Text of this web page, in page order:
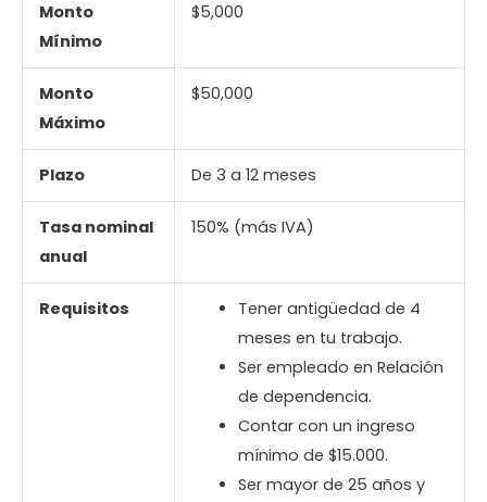
Monto
Mínimo
$5,000
Monto
Máximo
$50,000
Plazo De 3 a 12 meses
Tasa nominal
anual
150% (más IVA)
Requisitos
Tener antigüedad de 4
meses en tu trabajo.
Ser empleado en Relación
de dependencia.
Contar con un ingreso
mínimo de $15.000.
Ser mayor de 25 años y